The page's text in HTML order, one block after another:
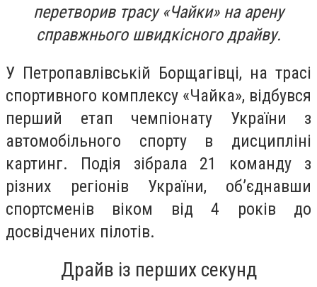
перетворив трасу «Чайки» на арену
справжнього швидкісного драйву.
У Петропавлівській Борщагівці, на трасі
спортивного комплексу «Чайка», відбувся
перший етап чемпіонату України з
автомобільного спорту в дисципліні
картинг. Подія зібрала 21 команду з
різних регіонів України, об’єднавши
спортсменів віком від 4 років до
досвідчених пілотів.
Драйв із перших секунд